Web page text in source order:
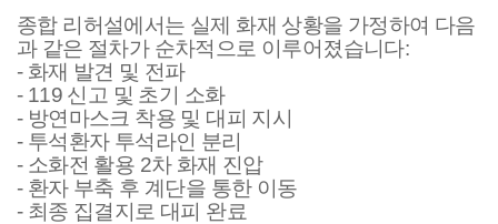
종합 리허설에서는 실제 화재 상황을 가정하여 다음
과 같은 절차가 순차적으로 이루어졌습니다:
- 화재 발견 및 전파
- 119 신고 및 초기 소화
- 방연마스크 착용 및 대피 지시
- 투석환자 투석라인 분리
- 소화전 활용 2차 화재 진압
- 환자 부축 후 계단을 통한 이동
- 최종 집결지로 대피 완료